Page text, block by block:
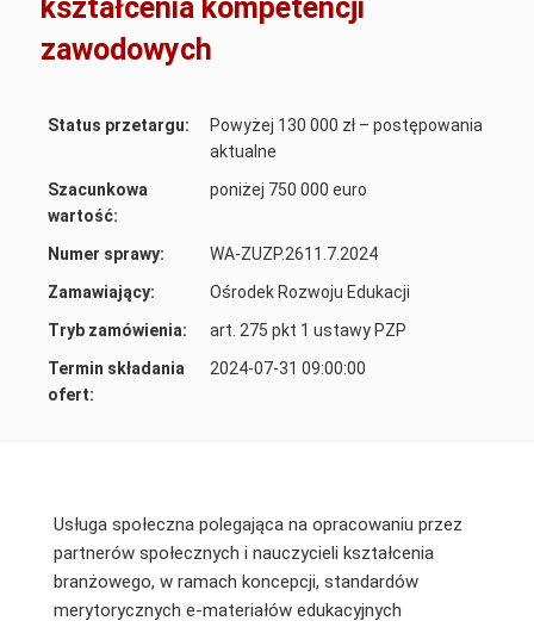
kształcenia kompetencji
zawodowych
Status przetargu:
Powyżej 130 000 zł – postępowania
aktualne
Szacunkowa
wartość:
poniżej 750 000 euro
Numer sprawy:
WA-ZUZP.2611.7.2024
Zamawiający:
Ośrodek Rozwoju Edukacji
Tryb zamówienia:
art. 275 pkt 1 ustawy PZP
Termin składania
ofert:
2024-07-31 09:00:00
Usługa społeczna polegająca na opracowaniu przez
partnerów społecznych i nauczycieli kształcenia
branżowego, w ramach koncepcji, standardów
merytorycznych e-materiałów edukacyjnych